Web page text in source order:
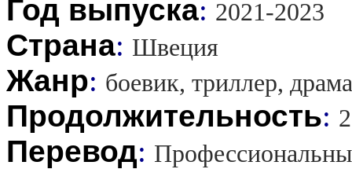
Год выпуска: 2021-2023
Страна: Швеция
Жанр: боевик, триллер,
Продолжительность:
Перевод: